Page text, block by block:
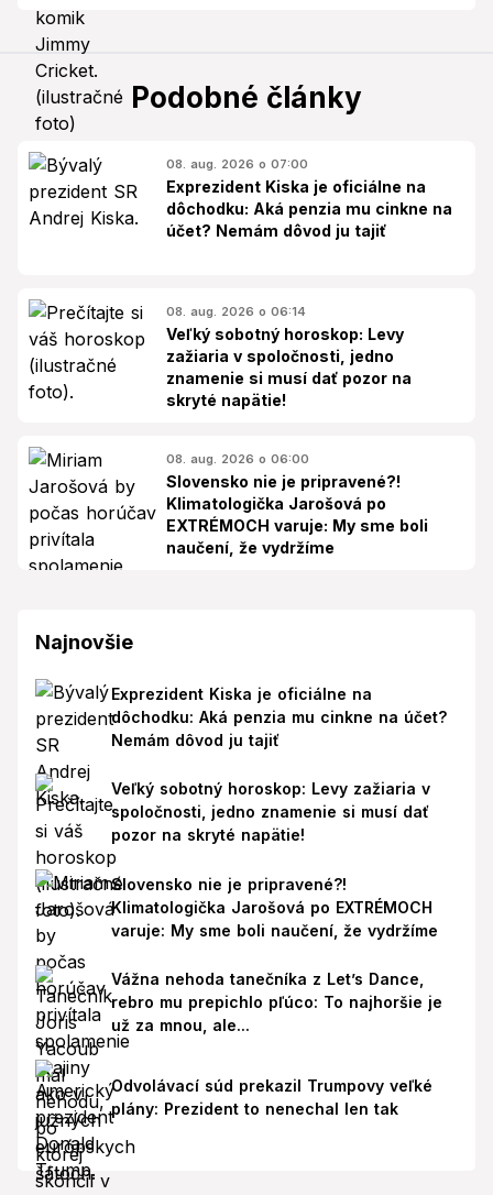
Podobné články
08. aug. 2026 o 07:00
Exprezident Kiska je oficiálne na
dôchodku: Aká penzia mu cinkne na
účet? Nemám dôvod ju tajiť
08. aug. 2026 o 06:14
Veľký sobotný horoskop: Levy
zažiaria v spoločnosti, jedno
znamenie si musí dať pozor na
skryté napätie!
08. aug. 2026 o 06:00
Slovensko nie je pripravené?!
Klimatologička Jarošová po
EXTRÉMOCH varuje: My sme boli
naučení, že vydržíme
Najnovšie
Exprezident Kiska je oficiálne na
dôchodku: Aká penzia mu cinkne na účet?
Nemám dôvod ju tajiť
Veľký sobotný horoskop: Levy zažiaria v
spoločnosti, jedno znamenie si musí dať
pozor na skryté napätie!
Slovensko nie je pripravené?!
Klimatologička Jarošová po EXTRÉMOCH
varuje: My sme boli naučení, že vydržíme
Vážna nehoda tanečníka z Let’s Dance,
rebro mu prepichlo pľúco: To najhoršie je
už za mnou, ale...
Odvolávací súd prekazil Trumpovy veľké
plány: Prezident to nenechal len tak